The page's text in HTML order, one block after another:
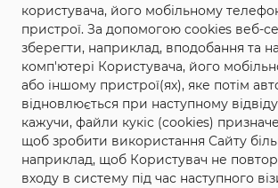
користувача, його мобільному
пристрої. За допомогою cookies веб-
зберегти, наприклад, вподобання та
комп'ютері Користувача, його
або іншому пристрої(ях), яке потім
відновлюється при наступному
кажучи, файли кукіс (cookies)
щоб зробити використання Сайту
наприклад, щоб Користувач не
входу в систему під час наступного
століття
Плетисті : Глорія Дей Клаймбер